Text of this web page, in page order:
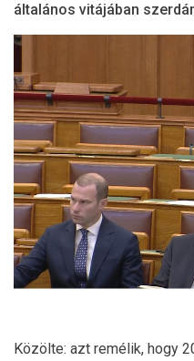
általános vitájában
Közölte: azt remélik, hogy